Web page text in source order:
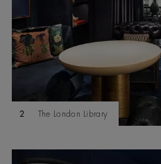
2 The London Library